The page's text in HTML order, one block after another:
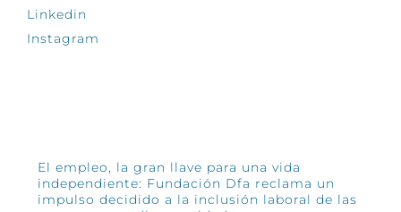
Linkedin
Instagram
El empleo, la gran llave para una vida
independiente: Fundación Dfa reclama un
impulso decidido a la inclusión laboral de las